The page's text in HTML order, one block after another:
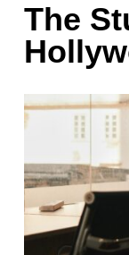
STARTMEUPHK FESTIVAL IS THE LEADING STARTUP AND INNOVATION CONFERENCE EVENT IN HONG KONG
T
h
e
S
u
d
i
The